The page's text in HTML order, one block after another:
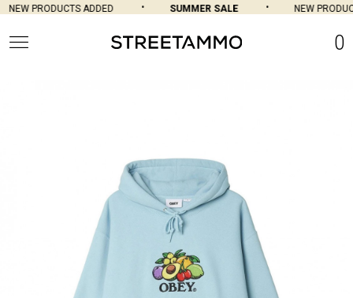
NEW PRODUCTS ADDED SUMMER SALE NEW
0